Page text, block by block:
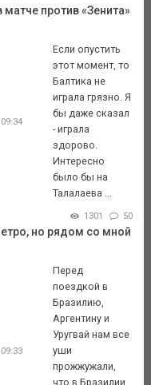
против «Зенита»
Если опустить
этот момент, то
Балтика не
играла грязно. Я
бы даже сказал
- играла
здорово.
Интересно
было бы на
Талалаева ...
1301 50
но рядом со мной
Перед
поездкой в
Бразилию,
Аргентину и
Уругвай нам все
уши
прожжужали,
что в Бразилии